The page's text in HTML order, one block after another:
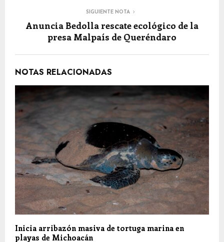
SIGUIENTE NOTA
Anuncia Bedolla rescate ecológico de la
presa Malpaís de Queréndaro
NOTAS RELACIONADAS
Inicia arribazón masiva de tortuga marina en
playas de Michoacán